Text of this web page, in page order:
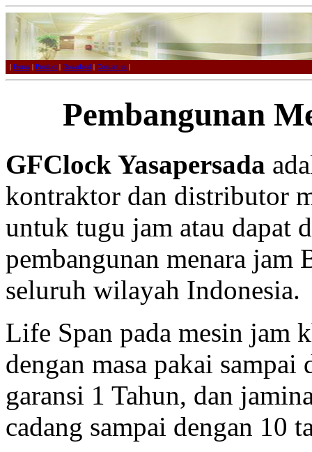
| Home | Product | Download | Contact us |
Pembangunan
GFClock Yasapersada
kontraktor dan distributor
untuk tugu jam atau dapat
pembangunan menara
seluruh wilayah Indonesia.
Life Span pada mesin jam
dengan masa pakai sampai
garansi 1 Tahun, dan
cadang sampai dengan 10